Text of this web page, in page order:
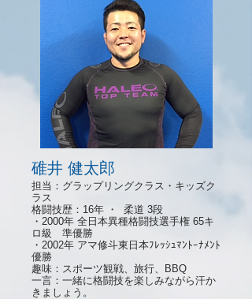
碓井 健太郎
担当：グラップリングクラス・キッズク
ラス
格闘技歴：16年 ・ 柔道 3段
・2000年 全日本異種格闘技選手権 65キ
ロ級 準優勝
・2002年 アマ修斗東日本ﾌﾚｯｼｭﾏﾝﾄｰﾅﾒﾝﾄ
優勝
趣味：スポーツ観戦、旅行、BBQ
一言：一緒に格闘技を楽しみながら汗か
きましょう。